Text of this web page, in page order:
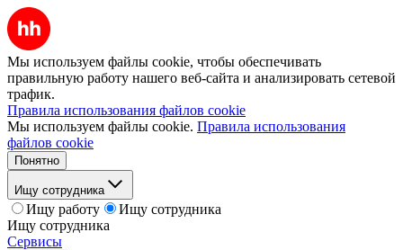
Мы используем файлы cookie, чтобы обеспечивать
правильную работу нашего веб-сайта и анализировать сетевой
трафик.
Правила использования файлов cookie
Мы используем файлы cookie. Правила использования
файлов cookie
Понятно
Ищу сотрудника
Ищу работу
Ищу сотрудника
Ищу сотрудника
Сервисы